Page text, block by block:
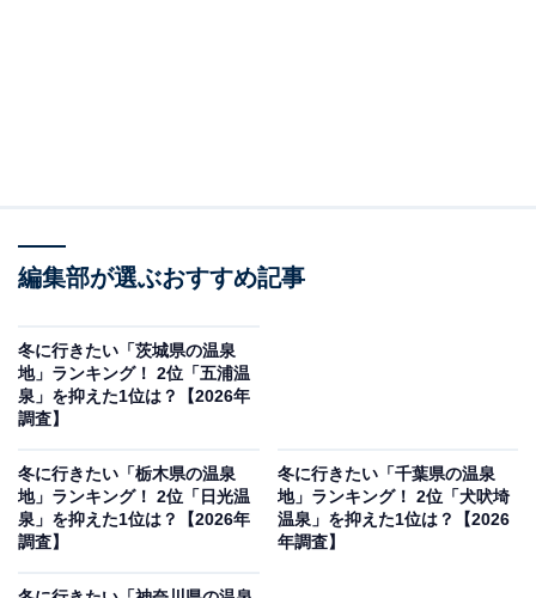
編集部が選ぶおすすめ記事
冬に行きたい「茨城県の温泉
地」ランキング！ 2位「五浦温
泉」を抑えた1位は？【2026年
調査】
冬に行きたい「栃木県の温泉
地」ランキング！ 2位「日光温
泉」を抑えた1位は？【2026年
調査】
冬に行きたい「千葉県の温泉
地」ランキング！ 2位「犬吠埼
温泉」を抑えた1位は？【2026
年調査】